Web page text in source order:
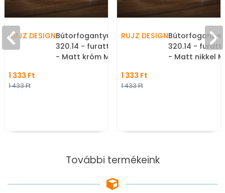
RUJZ DESIGNBútorfogantyú - 128
320.14 - furattáv 128 mm
- Matt króm MCrL -
méretben gyártott fém
1 333 Ft
1 433 Ft
RUJZ DESIGNBútorfogantyú
320.14 -
- Matt nikkel
1 333 Ft
1 433 Ft
További termékeink